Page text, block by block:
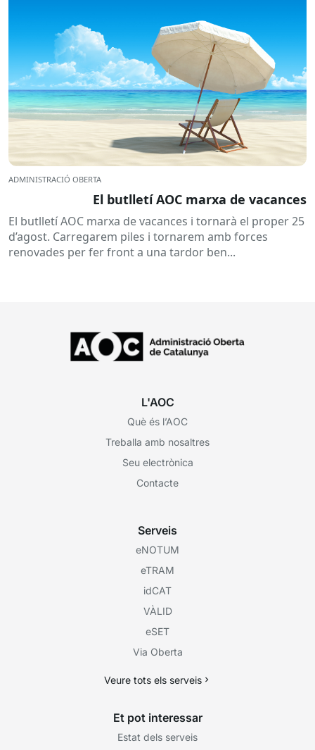
ADMINISTRACIÓ OBERTA
El butlletí AOC marxa de vacances
El butlletí AOC marxa de vacances i tornarà el proper 25
d’agost. Carregarem piles i tornarem amb forces
renovades per fer front a una tardor ben...
L'AOC
Què és l’AOC
Treballa amb nosaltres
Seu electrònica
Contacte
Serveis
eNOTUM
eTRAM
idCAT
VÀLID
eSET
Via Oberta
Veure tots els serveis
Et pot interessar
Estat dels serveis